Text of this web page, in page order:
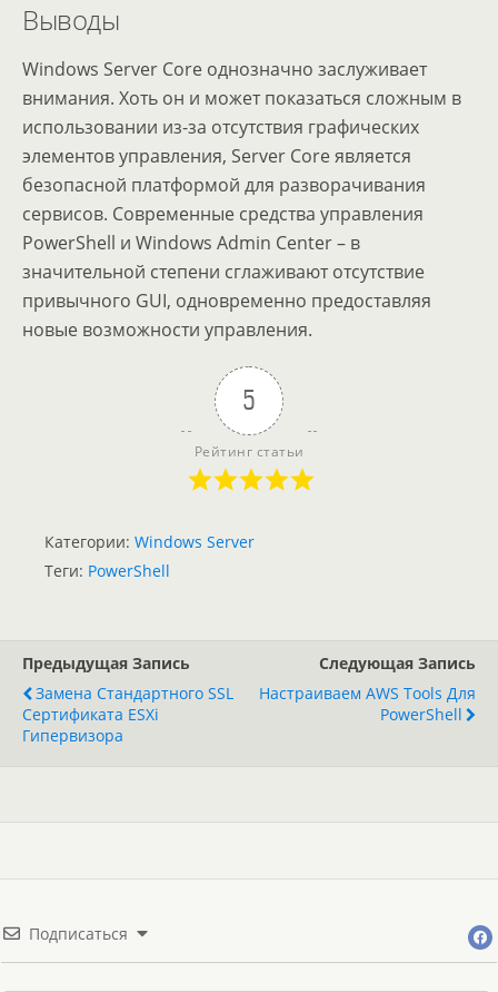
Выводы
Windows Server Core однозначно заслуживает
внимания. Хоть он и может показаться сложным в
использовании из-за отсутствия графических
элементов управления, Server Core является
безопасной платформой для разворачивания
сервисов. Современные средства управления
PowerShell и Windows Admin Center – в
значительной степени сглаживают отсутствие
привычного GUI, одновременно предоставляя
новые возможности управления.
5
Рейтинг статьи
Категории: Windows Server
Теги: PowerShell
Предыдущая Запись
Замена Стандартного SSL
Сертификата ESXi
Гипервизора
Следующая Запись
Настраиваем AWS Tools Для
PowerShell
Подписаться